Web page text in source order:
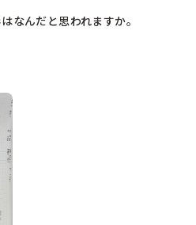
なんだと思われますか。